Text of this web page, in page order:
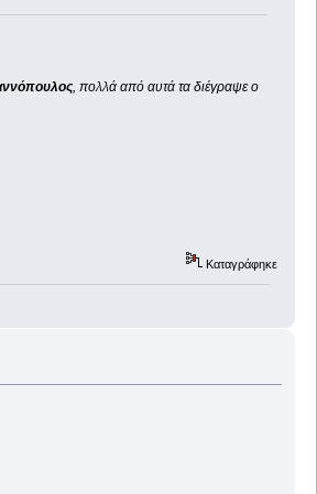
, πολλά από αυτά τα διέγραψε ο
Καταγράφηκε